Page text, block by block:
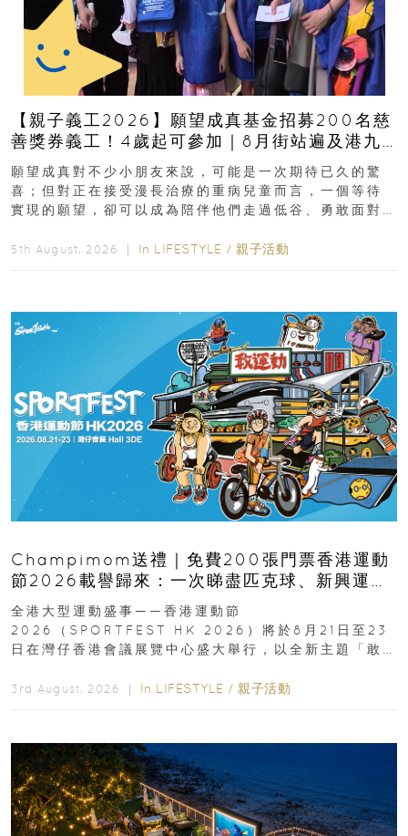
【親子義工2026】願望成真基金招募200名慈
善獎券義工！4歲起可參加｜8月街站遍及港九
新界
願望成真對不少小朋友來說，可能是一次期待已久的驚
喜；但對正在接受漫長治療的重病兒童而言，一個等待
實現的願望，卻可以成為陪伴他們走過低谷、勇敢面對
5th August, 2026 ｜ In LIFESTYLE / 親子活動
Champimom送禮｜免費200張門票香港運動
節2026載譽歸來：一次睇盡匹克球、新興運
動、街舞比賽＋逾百運動品牌展覽
全港大型運動盛事——香港運動節
2026（SPORTFEST HK 2026）將於8月21日至23
日在灣仔香港會議展覽中心盛大舉行，以全新主題「敢
3rd August, 2026 ｜ In LIFESTYLE / 親子活動